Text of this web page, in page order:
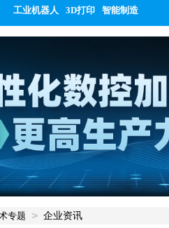
工业机器人
3D打印 智能制造
专题 > 企业资讯